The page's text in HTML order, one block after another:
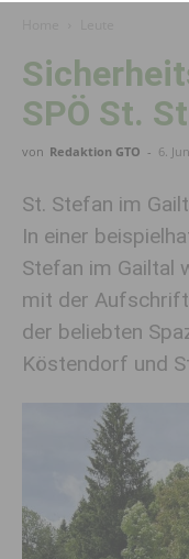
SPÖ St.
von Redaktion GTO - 6.
St. Stefan im
In einer
Stefan im Gailtal
mit der Aufschrift
der beliebten
Köstendorf und